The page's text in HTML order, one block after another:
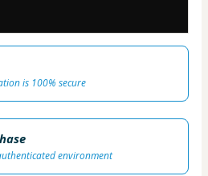
is 100% secure
environment